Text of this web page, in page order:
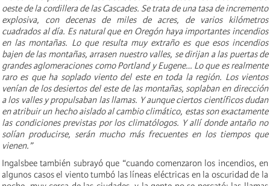
oeste de la cordillera de las Cascades. Se trata de una tasa de incremento
explosiva, con decenas de miles de acres, de varios kilómetros
cuadrados al día. Es natural que en Oregón haya importantes incendios
en las montañas. Lo que resulta muy extraño es que esos incendios
bajen de las montañas, arrasen nuestro valles, se dirijan a las puertas de
grandes aglomeraciones como Portland y Eugene… Lo que es realmente
raro es que ha soplado viento del este en toda la región. Los vientos
venían de los desiertos del este de las montañas, soplaban en dirección
a los valles y propulsaban las llamas. Y aunque ciertos científicos dudan
en atribuir un hecho aislado al cambio climático, estas son exactamente
las condiciones previstas por los climatólogos. Y allí donde antaño no
solían producirse, serán mucho más frecuentes en los tiempos que
vienen.”
Ingalsbee también subrayó que “cuando comenzaron los incendios, en
algunos casos el viento tumbó las líneas eléctricas en la oscuridad de la